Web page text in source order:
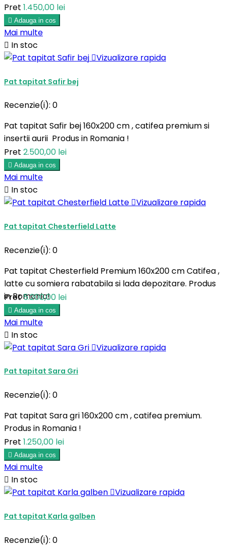
Pret 1.450,00 lei
 Adauga in cos
Mai multe
 In stoc
Vizualizare rapida
Pat tapitat Safir bej
Recenzie(i): 0
Pat tapitat Safir bej 160x200 cm , catifea premium si
insertii aurii Produs in Romania !
Pret 2.500,00 lei
 Adauga in cos
Mai multe
 In stoc
Vizualizare rapida
Pat tapitat Chesterfield Latte
Recenzie(i): 0
Pat tapitat Chesterfield Premium 160x200 cm Catifea ,
latte cu somiera rabatabila si lada depozitare. Produs
in Romania!
Pret5.200,00 lei
 Adauga in cos
Mai multe
 In stoc
Vizualizare rapida
Pat tapitat Sara Gri
Recenzie(i): 0
Pat tapitat Sara gri 160x200 cm , catifea premium.
Produs in Romania !
Pret 1.250,00 lei
 Adauga in cos
Mai multe
 In stoc
Vizualizare rapida
Pat tapitat Karla galben
Recenzie(i): 0